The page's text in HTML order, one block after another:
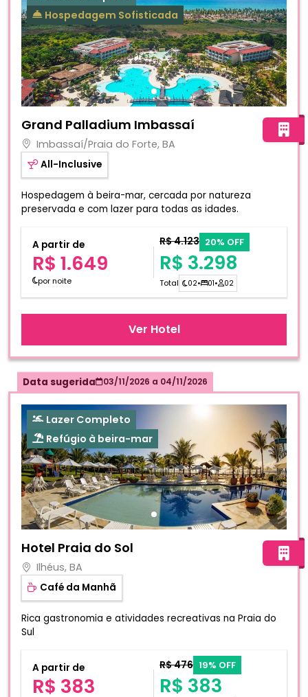
Hospedagem Sofisticada
Grand Palladium Imbassaí
Imbassaí/Praia do Forte, BA
All-Inclusive
Hospedagem à beira-mar, cercada por natureza
preservada e com lazer para todas as idades.
A partir de
R$ 1.649
por noite
R$ 4.123 20% OFF
R$ 3.298
Total 02• 01• 02
Ver Hotel
Data sugerida 03/11/2026 a 04/11/2026
Lazer Completo
Refúgio à beira-mar
Hotel Praia do Sol
Ilhéus, BA
Café da Manhã
Rica gastronomia e atividades recreativas na Praia do
Sul
A partir de
R$ 383
R$ 476 19% OFF
R$ 383